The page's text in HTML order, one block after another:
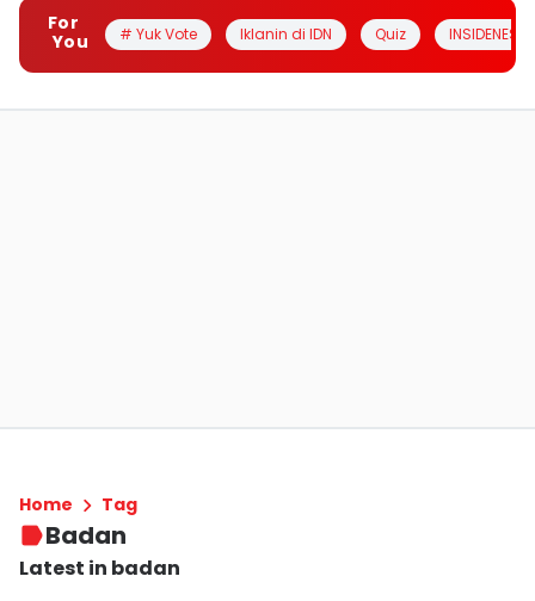
For
You
# Yuk Vote Iklanin di IDN Quiz INSIDENESIA
Home Tag
Badan
Latest in badan